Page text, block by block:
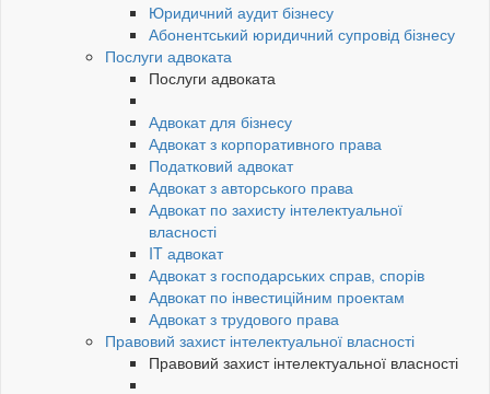
Юридичний аудит бізнесу
Абонентський юридичний супровід бізнесу
Послуги адвоката
Послуги адвоката
Адвокат для бізнесу
Адвокат з корпоративного права
Податковий адвокат
Адвокат з авторського права
Адвокат по захисту інтелектуальної
власності
IT адвокат
Адвокат з господарських справ, спорів
Адвокат по інвестиційним проектам
Адвокат з трудового права
Правовий захист інтелектуальної власності
Правовий захист інтелектуальної власності